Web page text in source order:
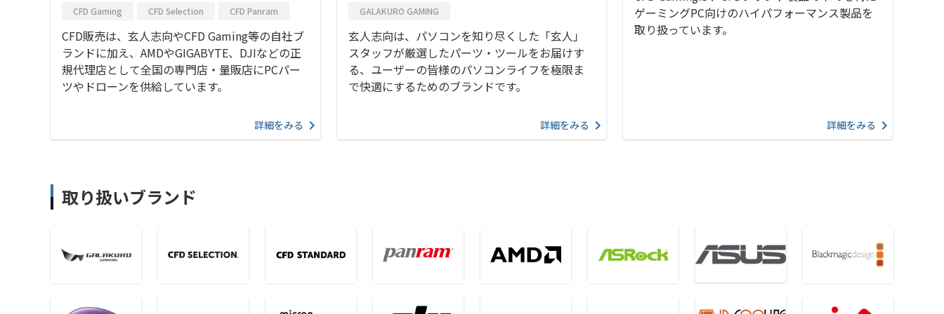
CFD Gaming CFD Selection CFD Panram
CFD販売は、玄人志向やCFD Gaming等の自社ブ
ランドに加え、AMDやGIGABYTE、DJIなどの正
規代理店として全国の専門店・量販店にPCパー
ツやドローンを供給しています。
詳細をみる
GALAKURO GAMING
玄人志向は、パソコンを知り尽くした「玄人」
スタッフが厳選したパーツ・ツールをお届けす
る、ユーザーの皆様のパソコンライフを極限ま
で快適にするためのブランドです。
詳細をみる
ゲーミングPC向けのハイパフォーマンス製品を
取り扱っています。
詳細をみる
取り扱いブランド